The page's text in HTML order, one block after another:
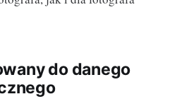
do danego